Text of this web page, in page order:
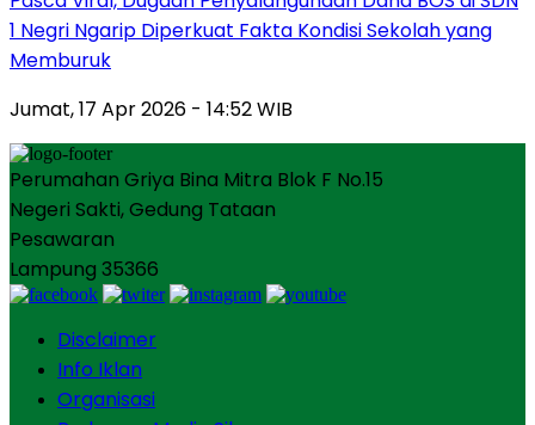
1 Negri Ngarip Diperkuat Fakta Kondisi Sekolah yang
Memburuk
Jumat, 17 Apr 2026 - 14:52 WIB
Perumahan Griya Bina Mitra Blok F No.15
Negeri Sakti, Gedung Tataan
Pesawaran
Lampung 35366
Disclaimer
Info Iklan
Organisasi